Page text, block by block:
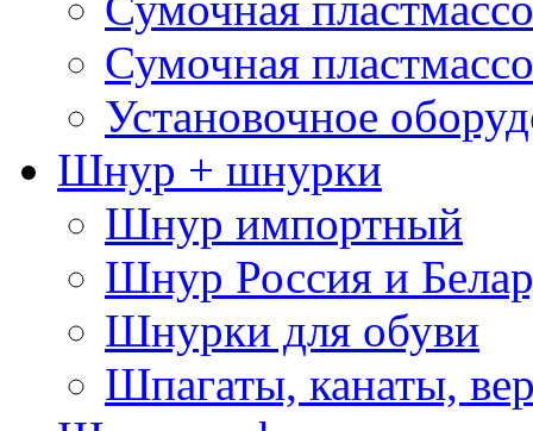
Сумочная
Установочное
Шнур + шнурки
Шнур импортный
Шнур Россия и
Шнурки для обуви
Шпагаты, канаты,